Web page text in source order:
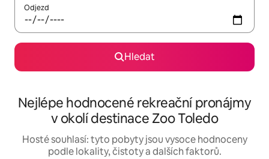
Odjezd
Hledat
Nejlépe hodnocené rekreační pronájmy
v okolí destinace Zoo Toledo
Hosté souhlasí: tyto pobyty jsou vysoce hodnoceny
podle lokality, čistoty a dalších faktorů.